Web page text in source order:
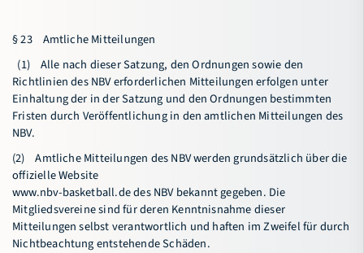
§ 23 Amtliche Mitteilungen
(1) Alle nach dieser Satzung, den Ordnungen sowie den
Richtlinien des NBV erforderlichen Mitteilungen erfolgen unter
Einhaltung der in der Satzung und den Ordnungen bestimmten
Fristen durch Veröffentlichung in den amtlichen Mitteilungen des
NBV.
(2) Amtliche Mitteilungen des NBV werden grundsätzlich über die
offizielle Website
www.nbv-basketball.de des NBV bekannt gegeben. Die
Mitgliedsvereine sind für deren Kenntnisnahme dieser
Mitteilungen selbst verantwortlich und haften im Zweifel für durch
Nichtbeachtung entstehende Schäden.